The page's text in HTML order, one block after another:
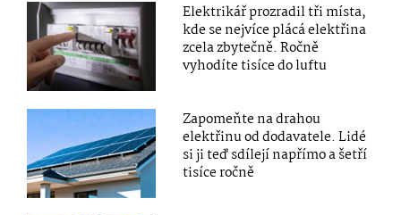
Elektrikář prozradil tři místa,
kde se nejvíce plácá elektřina
zcela zbytečně. Ročně
vyhodíte tisíce do luftu
Zapomeňte na drahou
elektřinu od dodavatele. Lidé
si ji teď sdílejí napřímo a šetří
tisíce ročně